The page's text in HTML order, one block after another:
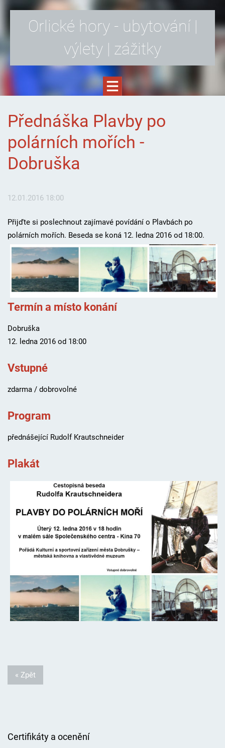
Orlické hory - ubytování |
výlety | zážitky
Přednáška Plavby po
polárních mořích -
Dobruška
12.01.2016 18:00
Přijďte si poslechnout zajímavé povídání o Plavbách po
polárních mořích. Beseda se koná 12. ledna 2016 od 18:00.
Termín a místo konání
Dobruška
12. ledna 2016 od 18:00
Vstupné
zdarma / dobrovolné
Program
přednášející Rudolf Krautschneider
Plakát
« Zpět
Certifikáty a ocenění